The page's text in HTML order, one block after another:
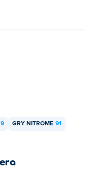
Tokyo na
GRY NITROME 91